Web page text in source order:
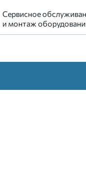
Сервисное
и монтаж